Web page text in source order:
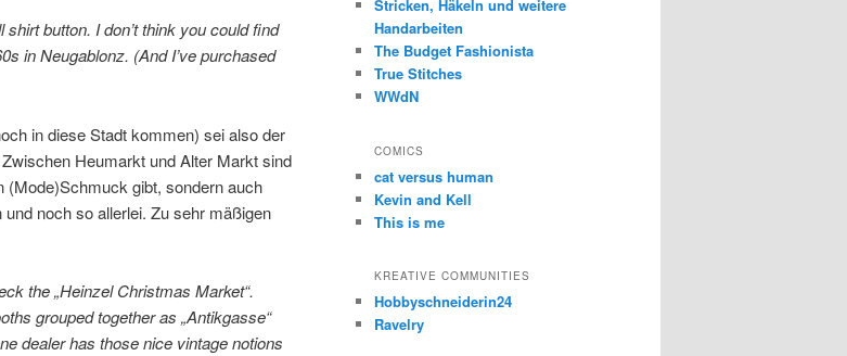
button. I don’t think you could find
in Neugablonz. (And I’ve purchased
in diese Stadt kommen) sei also der
Heumarkt und Alter Markt sind
(Mode)Schmuck gibt, sondern auch
noch so allerlei. Zu sehr mäßigen
the „Heinzel Christmas Market“.
grouped together as „Antikgasse“
dealer has those nice vintage notions
Stricken, Häkeln und weitere
Handarbeiten
The Budget Fashionista
True Stitches
WWdN
COMICS
cat versus human
Kevin and Kell
This is me
KREATIVE COMMUNITIES
Hobbyschneiderin24
Ravelry